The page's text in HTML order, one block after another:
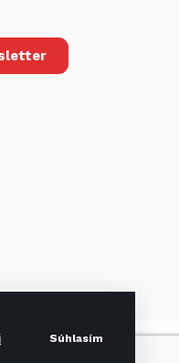
Súhlasím
Stránky